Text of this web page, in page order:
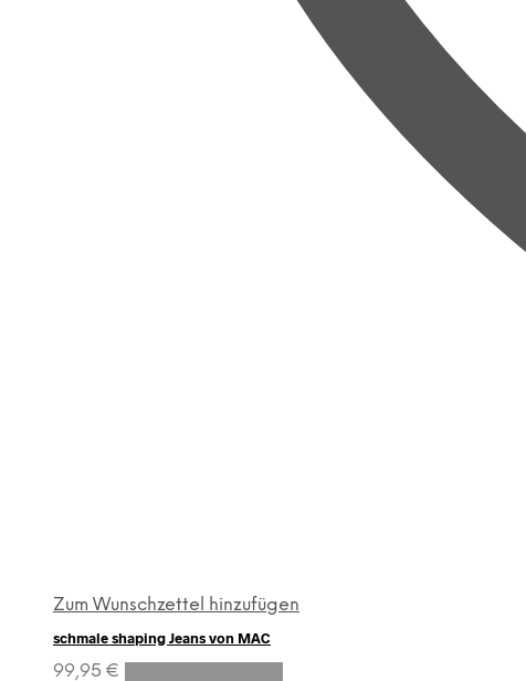
Zum Wunschzettel hinzufügen
schmale shaping Jeans von MAC
99,95 €
Dieses